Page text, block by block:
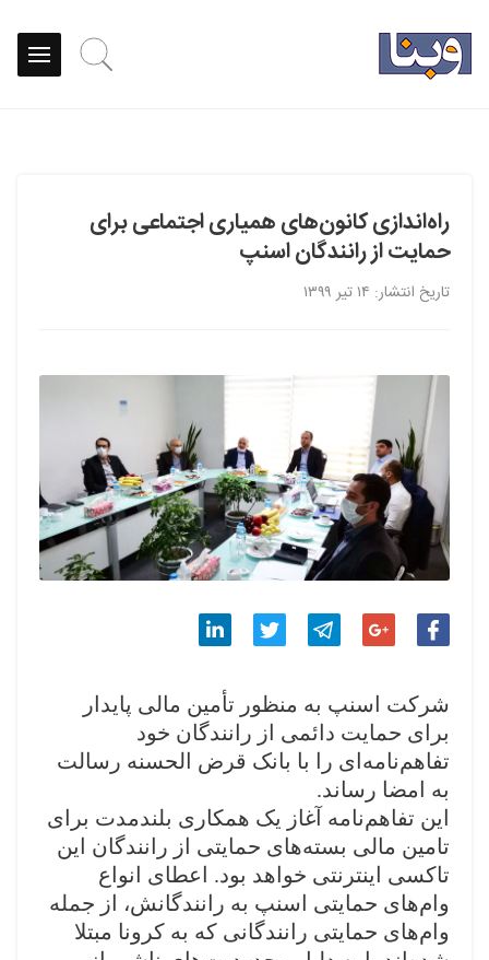
راه‌اندازی کانون‌های همیاری اجتماعی برای
حمایت از رانندگان اسنپ
تاریخ انتشار: ۱۴ تیر ۱۳۹۹
گذاری
در
فیسبوک
گذاری
در
گوگل
پلاس
گذاری
در
تلگرام
گذاری
در
گذاری
در
شرکت اسنپ به منظور تأمین مالی پایدار
برای حمایت دائمی از رانندگان خود
تفاهم‌نامه‌ای را با بانک قرض الحسنه رسالت
به امضا رساند.
این تفاهم‌نامه آغاز یک همکاری بلندمدت برای
تامین مالی بسته‌های حمایتی از رانندگان این
تاکسی اینترنتی خواهد بود. اعطای انواع
وام‌های حمایتی اسنپ به رانندگانش، از جمله
وام‌های حمایتی رانندگانی که به کرونا مبتلا